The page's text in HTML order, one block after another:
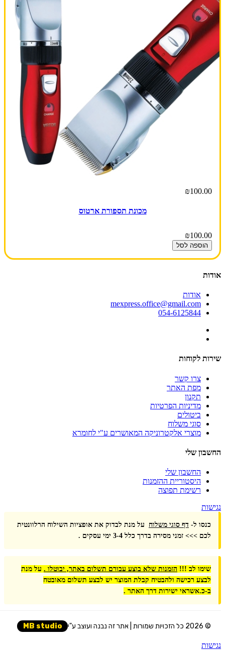
₪100.00
מכונת תספורת ארטוס
₪100.00
הוספה לסל
אודות
אודות
mexpress.office@gmail.com
054-6125844
שירות לקוחות
צרו קשר
מפת האתר
תקנון
מדיניות הפרטיות
ביטולים
סוגי משלוח
מוצרי אלקטרוניקה המאושרים ע"י לחומרא
החשבון שלי
החשבון שלי
היסטוריית ההזמנות
רשימת תפוצה
נגישות
כנסו ל- דף סוגי משלוח על מנת לבדוק את אופציות השילוח הרלוונטית
לכם >>> זמני מסירה בדרך כלל 3-4 ימי עסקים .
שימו לב !!! הזמנות שלא בוצע עבורם תשלום באתר, יבוטלו . על מנת
לבצע רכישה ולהבטיח קבלת המוצר יש לבצע תשלום מאובטח
ב-כ.אשראי ישירות דרך האתר .
© 2026 כל הזכויות שמורות | אתר זה נבנה ועוצב ע"י MB studio
נגישות